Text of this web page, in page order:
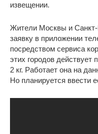
извещении.
Жители Москвы и Санкт-
заявку в приложении
посредством сервиса
этих городов
2 кг. Работает она на
Но планируется ввести